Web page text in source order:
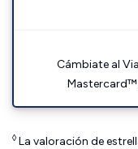
Cámbiate al
Mastercard™
◊ La valoración de